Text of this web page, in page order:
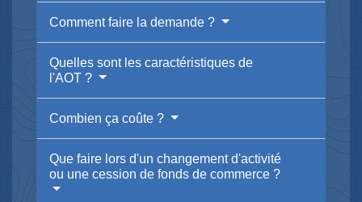
Comment faire la demande ?
Quelles sont les caractéristiques de
l'AOT ?
Combien ça coûte ?
Que faire lors d'un changement d'activité
ou une cession de fonds de commerce ?